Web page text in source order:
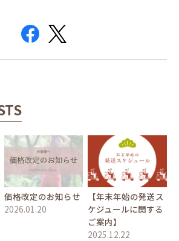
価格改定のお知らせ
2026.01.20
【年末年始の発送ス
ケジュールに関する
ご案内】
2025.12.22